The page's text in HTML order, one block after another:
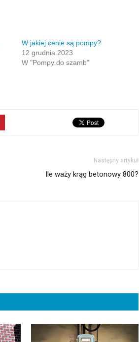
W jakiej cenie są pompy?
12 grudnia 2023
W "Pompy do szamb"
Następny artykuł
Ile waży krąg betonowy 800?